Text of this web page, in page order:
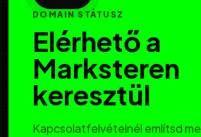
DOMAIN STÁTUSZ
Elérhető a
Marksteren
keresztül
Kapcsolatfelvételnél említsd